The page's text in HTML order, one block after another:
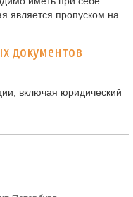
является пропуском на
документов
включая юридический